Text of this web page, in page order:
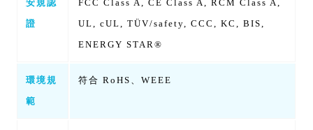
安規認
證
FCC Class A, CE Class A, RCM Class A,
UL, cUL, TÜV/safety, CCC, KC, BIS,
ENERGY STAR®
環境規
範
符合 RoHS、WEEE